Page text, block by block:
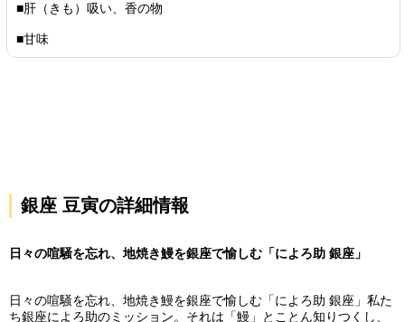
■肝（きも）吸い、香の物
■甘味
銀座 豆寅の詳細情報
日々の喧騒を忘れ、地焼き鰻を銀座で愉しむ「によろ助 銀座」
日々の喧騒を忘れ、地焼き鰻を銀座で愉しむ「によろ助 銀座」私た
ち銀座によろ助のミッション。それは「鰻」とことん知りつくし、